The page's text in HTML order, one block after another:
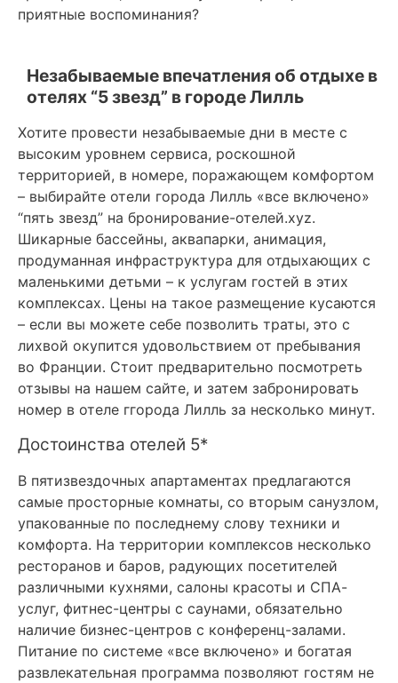
приятные воспоминания?
Незабываемые впечатления об отдыхе в
отелях “5 звезд” в городе Лилль
Хотите провести незабываемые дни в месте с
высоким уровнем сервиса, роскошной
территорией, в номере, поражающем комфортом
– выбирайте отели города Лилль «все включено»
“пять звезд” на бронирование-отелей.xyz.
Шикарные бассейны, аквапарки, анимация,
продуманная инфраструктура для отдыхающих с
маленькими детьми – к услугам гостей в этих
комплексах. Цены на такое размещение кусаются
– если вы можете себе позволить траты, это с
лихвой окупится удовольствием от пребывания
во Франции. Стоит предварительно посмотреть
отзывы на нашем сайте, и затем забронировать
номер в отеле ггорода Лилль за несколько минут.
Достоинства отелей 5*
В пятизвездочных апартаментах предлагаются
самые просторные комнаты, со вторым санузлом,
упакованные по последнему слову техники и
комфорта. На территории комплексов несколько
ресторанов и баров, радующих посетителей
различными кухнями, салоны красоты и СПА-
услуг, фитнес-центры с саунами, обязательно
наличие бизнес-центров с конференц-залами.
Питание по системе «все включено» и богатая
развлекательная программа позволяют гостям не